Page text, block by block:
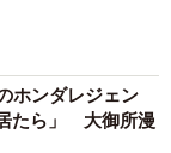
ホンダレジェン
たら」 大御所漫